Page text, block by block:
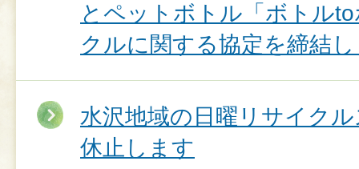
とペットボトル「ボトル
クルに関する協定を締結
水沢地域の日曜リサイク
休止します